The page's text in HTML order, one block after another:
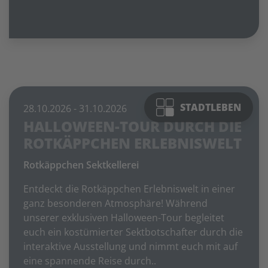
STADTLEBEN
28.10.2026 - 31.10.2026
HALLOWEEN-TOUR DURCH DIE
ROTKÄPPCHEN ERLEBNISWELT
Rotkäppchen Sektkellerei
Entdeckt die Rotkäppchen Erlebniswelt in einer
ganz besonderen Atmosphäre! Während
unserer exklusiven Halloween-Tour begleitet
euch ein kostümierter Sektbotschafter durch die
interaktive Ausstellung und nimmt euch mit auf
eine spannende Reise durch..